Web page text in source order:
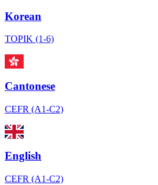
Korean
TOPIK (1-6)
Cantonese
CEFR (A1-C2)
English
CEFR (A1-C2)